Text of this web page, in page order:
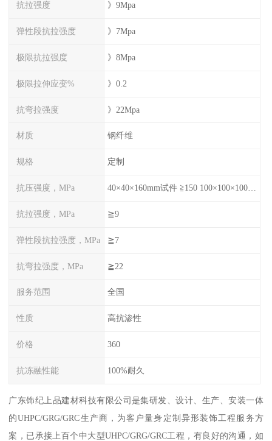
抗拉强度 》9Mpa
弹性段抗拉强度 》7Mpa
极限抗拉强度 》8Mpa
极限拉伸应变% 》0.2
抗弯拉强度 》22Mpa
材质 钢纤维
规格 定制
抗压强度，MPa 40×40×160mm试件 ≧150 100×100×100mm试件≧120
抗拉强度，MPa ≧9
弹性段抗拉强度，MPa ≧7
抗弯拉强度，MPa ≧22
服务范围 全国
性质 高抗渗性
价格 360
抗冻融性能 100%耐久
广东饰纪上品建材科技有限公司是集研发、设计、生产、安装一体
的UHPC/GRG/GRC生产商，为客户量身定制异形装饰工程服务方
案，已承接上百个中大型UHPC/GRG/GRC工程，有良好的沟通，如